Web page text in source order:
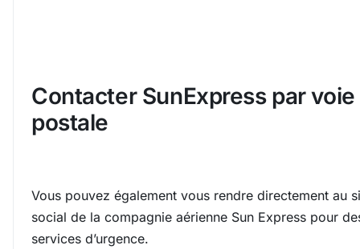
Contacter SunExpress par voie
postale
Vous pouvez également vous rendre directement au
social de la compagnie aérienne Sun Express pour
services d’urgence.